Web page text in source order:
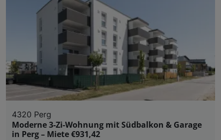
4320 Perg
Moderne 3-Zi-Wohnung mit Südbalkon & Garage
in Perg – Miete €931,42